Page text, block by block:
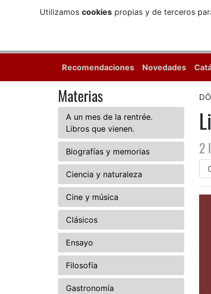
Utilizamos cookiespropias y de terceros
Recomendaciones Novedades
Materias
A un mes de la rentrée.
Libros que vienen.
Biografías y memorias
Ciencia y naturaleza
Cine y música
Clásicos
Ensayo
Filosofía
Gastronomía
2